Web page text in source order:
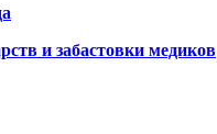
и забастовки медиков